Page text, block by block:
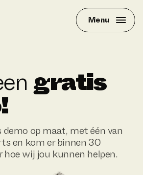
Menu
Klantverhalen
Resources
Over Pera
gratis
demo op maat, met één van
en kom er binnen 30
wij jou kunnen helpen.